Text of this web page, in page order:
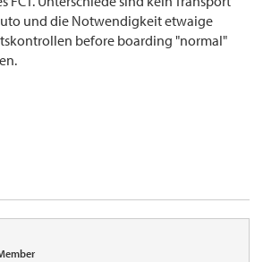
und die Notwendigkeit etwaige
before boarding "normal"